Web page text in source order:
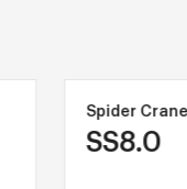
Spider Crane
SS8.0